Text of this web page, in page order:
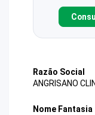
Razão Social
ANGRISANO
Nome Fantasia